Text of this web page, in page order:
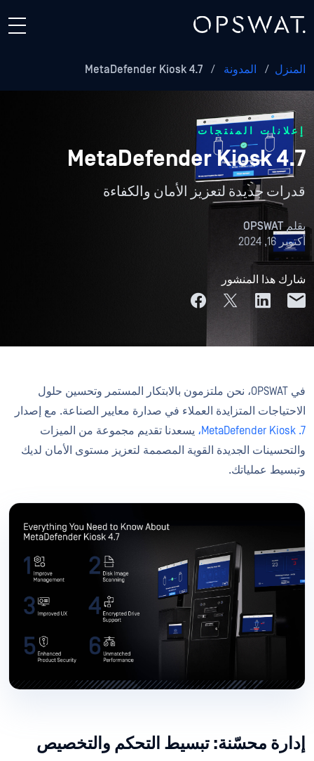
المنزل / المدونة /
إعلانات المنتجات
MetaDefender Kiosk 4.7
قدرات جديدة لتعزيز الأمان والكفاءة
بقلمOPSWAT
أكتوبر 16, 2024
شارك هذا المنشور
في OPSWAT، نحن ملتزمون بالابتكار المستمر وتحسين حلول
الاحتياجات المتزايدة العملاء في صدارة معايير الصناعة. مع إصدار
MetaDefender Kiosk .7،
يسعدنا تقديم مجموعة من الميزات
والتحسينات الجديدة القوية المصممة لتعزيز مستوى الأمان لديك
وتبسيط عملياتك.
إدارة محسّنة: تبسيط التحكم والتخصيص